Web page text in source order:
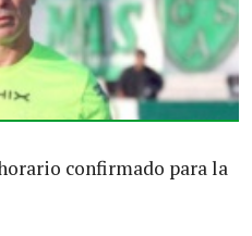
confirmado para la